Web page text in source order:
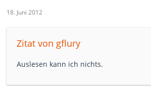
18. Juni 2012
Zitat von gflury
Auslesen kann ich nichts.